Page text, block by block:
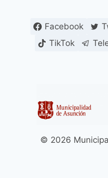
Facebook
TikTok
© 2026